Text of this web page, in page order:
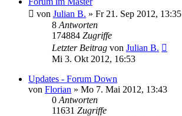
von Julian B. » Fr 21. Sep 2012, 13:35
8 Antworten
174884 Zugriffe
Letzter Beitrag von Julian B.
Mi 3. Okt 2012, 16:53
Updates - Forum Down
von Florian » Mo 7. Mai 2012, 13:43
0 Antworten
11631 Zugriffe